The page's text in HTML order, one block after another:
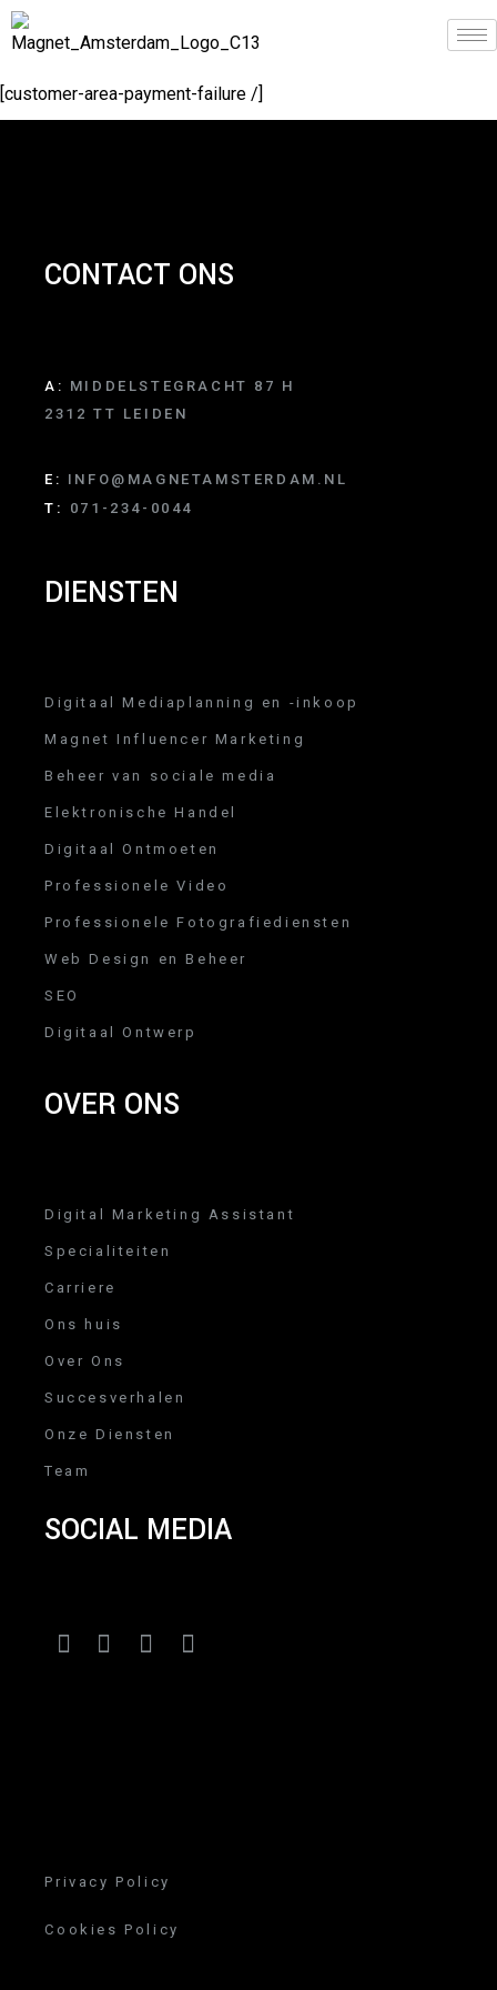
[customer-area-payment-failure /]
CONTACT ONS
A: MIDDELSTEGRACHT 87 H
2312 TT LEIDEN
E: INFO@MAGNETAMSTERDAM.NL
T: 071-234-0044
DIENSTEN
Digitaal Mediaplanning en -inkoop
Magnet Influencer Marketing
Beheer van sociale media
Elektronische Handel
Digitaal Ontmoeten
Professionele Video
Professionele Fotografiediensten
Web Design en Beheer
SEO
Digitaal Ontwerp
OVER ONS
Digital Marketing Assistant
Specialiteiten
Carriere
Ons huis
Over Ons
Succesverhalen
Onze Diensten
Team
SOCIAL MEDIA
Privacy Policy
Cookies Policy